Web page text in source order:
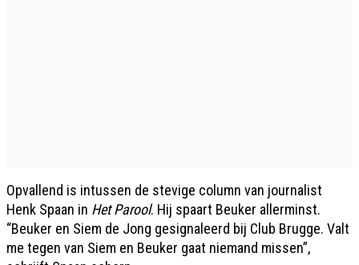
Opvallend is intussen de stevige column van journalist
Henk Spaan in Het Parool. Hij spaart Beuker allerminst.
“Beuker en Siem de Jong gesignaleerd bij Club Brugge. Valt
me tegen van Siem en Beuker gaat niemand missen”,